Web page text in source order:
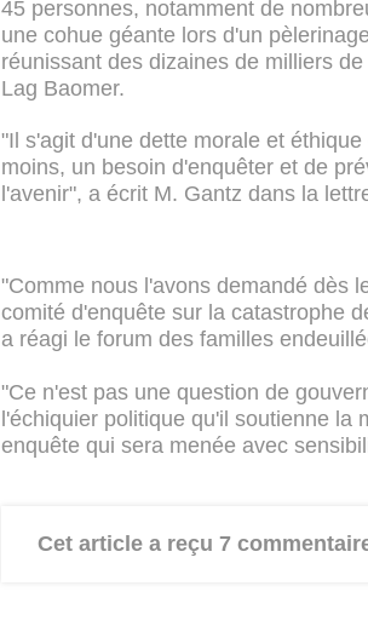
45 personnes, notamment de
une cohue géante lors d'un
réunissant des dizaines de milliers
Lag Baomer.
"Il s'agit d'une dette morale et
moins, un besoin d'enquêter et de
l'avenir", a écrit M. Gantz dans la
"Comme nous l'avons demandé dès
comité d'enquête sur la catastrophe
a réagi le forum des familles
"Ce n'est pas une question de
l'échiquier politique qu'il soutienne la
enquête qui sera menée avec
Cet article a reçu 7